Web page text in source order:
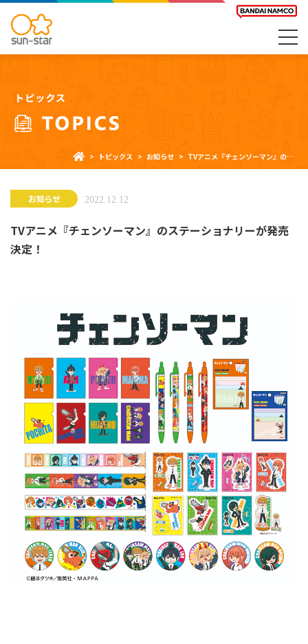
トピックス お知らせ TVアニメ『チェンソーマン』のステーショナリーが発売決定！
お知らせ 2022.12.12
TVアニメ『チェンソーマン』のステーショナリーが発売
決定！